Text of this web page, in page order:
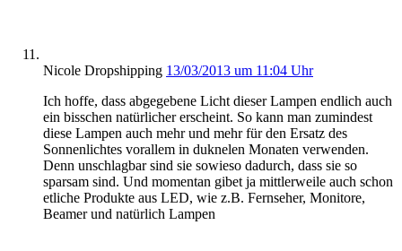
Nicole Dropshipping 13/03/2013 um 11:04 Uhr
Ich hoffe, dass abgegebene Licht dieser Lampen endlich auch
ein bisschen natürlicher erscheint. So kann man zumindest
diese Lampen auch mehr und mehr für den Ersatz des
Sonnenlichtes vorallem in duknelen Monaten verwenden.
Denn unschlagbar sind sie sowieso dadurch, dass sie so
sparsam sind. Und momentan gibet ja mittlerweile auch schon
etliche Produkte aus LED, wie z.B. Fernseher, Monitore,
Beamer und natürlich Lampen